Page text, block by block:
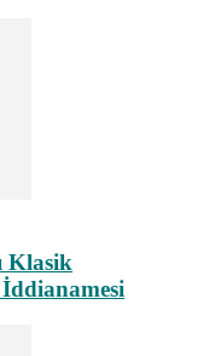
Klasik